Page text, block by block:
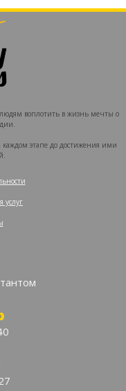
воплотить в жизнь мечты о
этапе до достижения ими
услуг